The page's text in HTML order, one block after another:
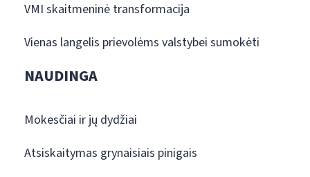
VMI skaitmeninė transformacija
Vienas langelis prievolėms valstybei sumokėti
NAUDINGA
Mokesčiai ir jų dydžiai
Atsiskaitymas grynaisiais pinigais